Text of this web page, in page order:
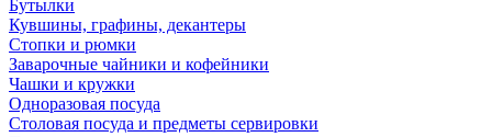
Бутылки
Кувшины, графины, декантеры
Стопки и рюмки
Заварочные чайники и кофейники
Чашки и кружки
Одноразовая посуда
Столовая посуда и предметы сервировки